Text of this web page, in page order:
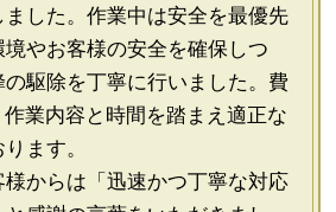
した。作業中は安全を最優先
やお客様の安全を確保しつ
駆除を丁寧に行いました。費
業内容と時間を踏まえ適正な
ます。
からは「迅速かつ丁寧な対応